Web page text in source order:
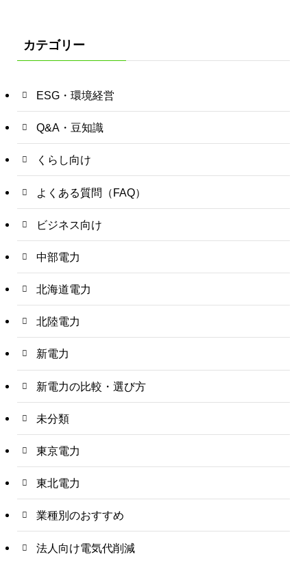
カテゴリー
ESG・環境経営
Q&A・豆知識
くらし向け
よくある質問（FAQ）
ビジネス向け
中部電力
北海道電力
北陸電力
新電力
新電力の比較・選び方
未分類
東京電力
東北電力
業種別のおすすめ
法人向け電気代削減